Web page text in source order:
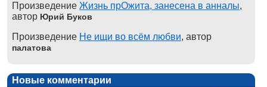
Произведение Жизнь прОжита, занесена в анналы,
автор Юрий Буков
Произведение Не ищи во всём любви, автор
палатова
Новые комментарии